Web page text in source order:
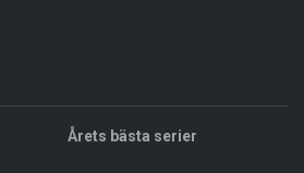
Årets bästa serier